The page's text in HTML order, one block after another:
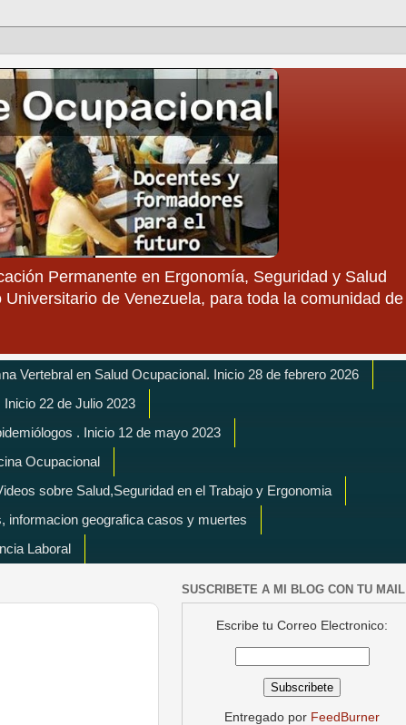
Permanente en Ergonomía, Seguridad y Salud
de Venezuela, para toda la comunidad de
Vertebral en Salud Ocupacional. Inicio 28 de febrero 2026
22 de Julio 2023
. Inicio 12 de mayo 2023
Ocupacional
sobre Salud,Seguridad en el Trabajo y Ergonomia
informacion geografica casos y muertes
Laboral
SUSCRIBETE A MI BLOG CON TU MAIL
Escribe tu Correo Electronico:
Entregado por FeedBurner